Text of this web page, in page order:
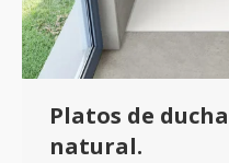
Platos de
natural.